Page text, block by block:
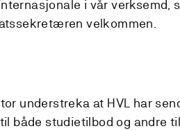
i vår verksemd,
velkommen.
understreka at HVL har
både studietilbod og andre